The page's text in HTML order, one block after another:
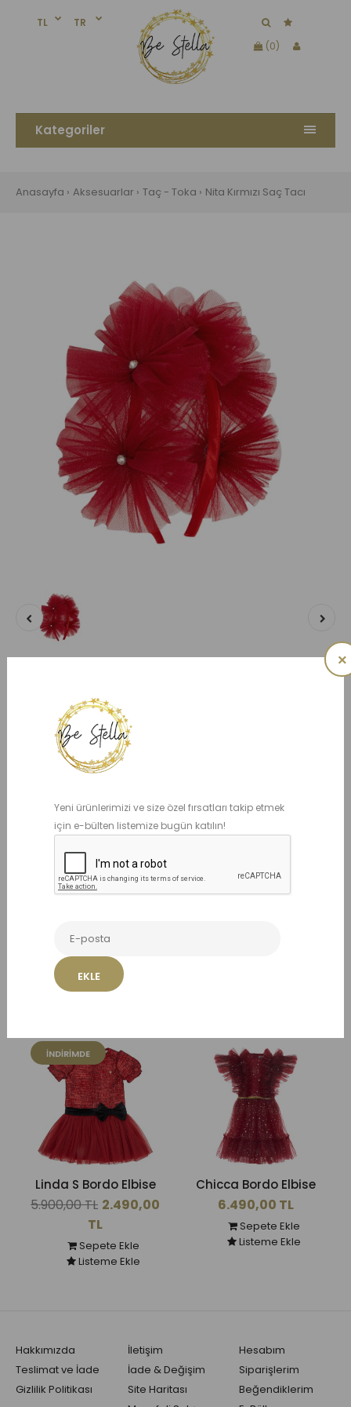
Yeni ürünlerimizi ve size özel fırsatları takip etmek
için e-bülten listemize bugün katılın!
EKLE
×
TL
TR
(0)
Kategoriler
Anasayfa Aksesuarlar Taç - Toka Nita Kırmızı Saç Tacı
Nita Kırmızı Saç Tacı
949,00 TL
Kırmızı bordo
ADET
İNDIRIMDE
Linda S Bordo Elbise
5.900,00 TL 2.490,00
TL
Sepete Ekle
Listeme Ekle
Chicca Bordo Elbise
6.490,00 TL
Sepete Ekle
Listeme Ekle
Hakkımızda
Teslimat ve İade
Gizlilik Politikası
İletişim
İade & Değişim
Site Haritası
Hesabım
Siparişlerim
Beğendiklerim